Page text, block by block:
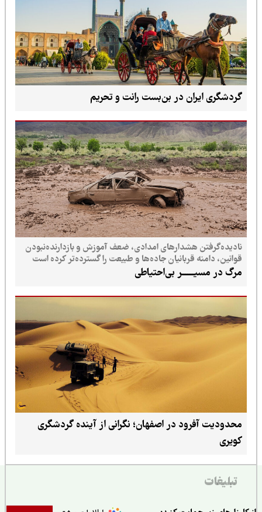
گردشگری ایران در بن‌بست رانت و تحریم
نادیده‌گرفتن هشدارهای امدادی، ضعف آموزش و بازدارنده‌نبودن
قوانین، دامنه قربانیان جاده‌ها و طبیعت را گسترده‌تر کرده است
مرگ در مسیـــــــر بی‌احتیاطی
محدودیت آفرود در اصفهان؛ نگرانی از آینده گردشگری
کویری
تبلیغات